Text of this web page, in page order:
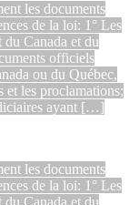
les documents
de la loi: 1° Les
Canada et du
officiels
ou du Québec,
et les proclamations;
ayant […]
les documents
de la loi: 1° Les